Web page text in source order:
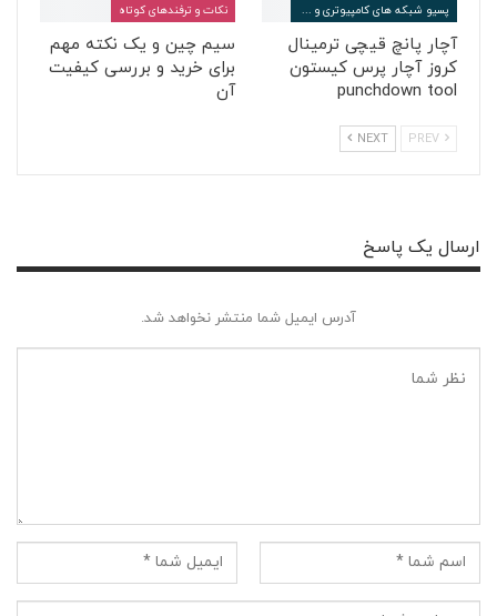
پسیو شبکه های کامپیوتری و مخابراتی
آچار پانچ قیچی ترمینال
کروز آچار پرس کیستون
punchdown tool
نکات و ترفندهای کوتاه
سیم چین و یک نکته مهم
برای خرید و بررسی کیفیت
آن
NEXT
ارسال یک پاسخ
آدرس ایمیل شما منتشر نخواهد شد.